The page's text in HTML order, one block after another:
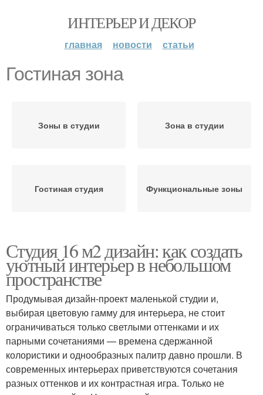
ИНТЕРЬЕР И ДЕКОР
главная новости статьи
Гостиная зона
Зоны в студии Зона в студии
Гостиная студия Функциональные зоны
Студия 16 м2 дизайн: как создать
уютный интерьер в небольшом
пространстве
Продумывая дизайн-проект маленькой студии и,
выбирая цветовую гамму для интерьера, не стоит
ограничиваться только светлыми оттенками и их
парными сочетаниями — времена сдержанной
колористики и однообразных палитр давно прошли. В
современных интерьерах приветствуются сочетания
разных оттенков и их контрастная игра. Только не